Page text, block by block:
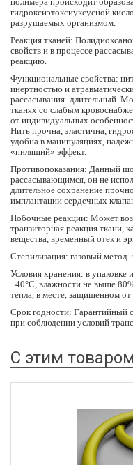
гидроксиэтоксиуксусной
разрушаемых организмом.
Реакция тканей:
свойств и в процессе
реакцию.
Функциональные свойства:
инертностью и
рассасывания- длительный.
тканях со слабым
от индивидуальных
Нить прочна, эластична,
удобна в манипуляциях,
«пилящий» эффект.
Противопоказания: Данный
рассасывающимся, он не
длительное сохранение
имплантации сердечных
Побочные реакции: Может
транзиторная реакция ткани,
вещества, временный отек и
Стерилизация: газовый метод
Условия хранения: в упаковке
+40°С, влажности не выше
тепла, в месте, защищенном
Срок годности: Гарантийный
при соблюдении условий
С этим